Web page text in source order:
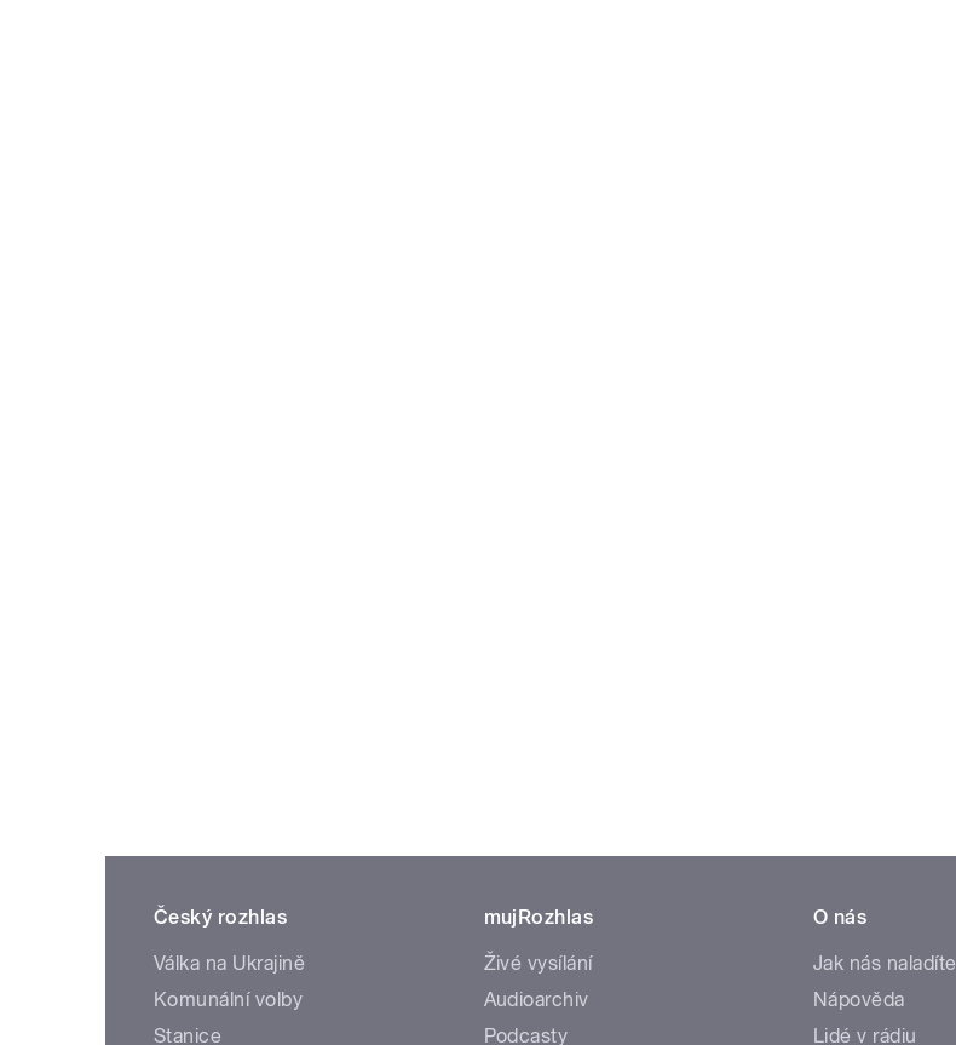
Český rozhlas
Válka na Ukrajině
Komunální volby
Stanice
mujRozhlas
Živé vysílání
Audioarchiv
Podcasty
O nás
Jak nás naladíte
Nápověda
Lidé v rádiu